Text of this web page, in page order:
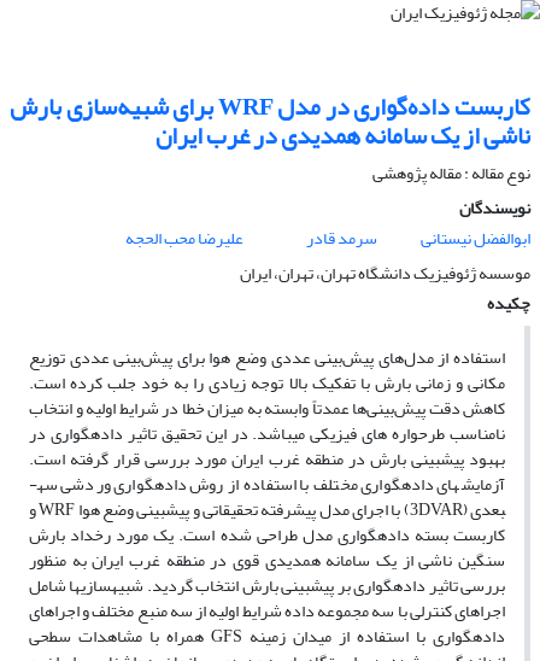
کاربست داده‌گواری در مدل WRF برای شبیه‌سازی بارش
ناشی از یک سامانه همدیدی در غرب ایران
نوع مقاله : مقاله پژوهشی‌
نویسندگان
ابوالفضل نیستانی
سرمد قادر
علیرضا محب الحجه
موسسه ژئوفیزیک دانشگاه تهران، تهران، ایران
چکیده
استفاده از مدل‌های پیش‌بینی عددی وضع هوا برای پیش‌بینی عددی توزیع
مکانی و زمانی بارش با تفکیک بالا توجه زیادی را به خود جلب کرده است.
کاهش دقت پیش‌بینی‌ها عمدتاً وابسته به میزان خطا در شرایط اولیه و انتخاب
نامناسب طرحواره های فیزیکی می­باشد. در این تحقیق تاثیر داده­گواری در
بهبود پیش­بینی بارش در منطقه غرب ایران مورد بررسی قرار گرفته است.
آزمایش­های داده­گواری مختلف با استفاده از روش داده­گواری وردشی سه­
بعدی (3DVAR) با اجرای مدل پیشرفته تحقیقاتی و پیش­بینی وضع هوا WRF و
کاربست بسته داده­گواری مدل طراحی شده است. یک مورد رخداد بارش
سنگین ناشی از یک سامانه همدیدی قوی در منطقه غرب ایران به منظور
بررسی تاثیر داده­گواری بر پیش­بینی بارش انتخاب گردید. شبیه­سازی­ها شامل
اجراهای کنترلی با سه مجموعه داده شرایط اولیه از سه منبع مختلف و اجراهای
داده­گواری با استفاده از میدان ­زمینه GFS همراه با مشاهدات سطحی